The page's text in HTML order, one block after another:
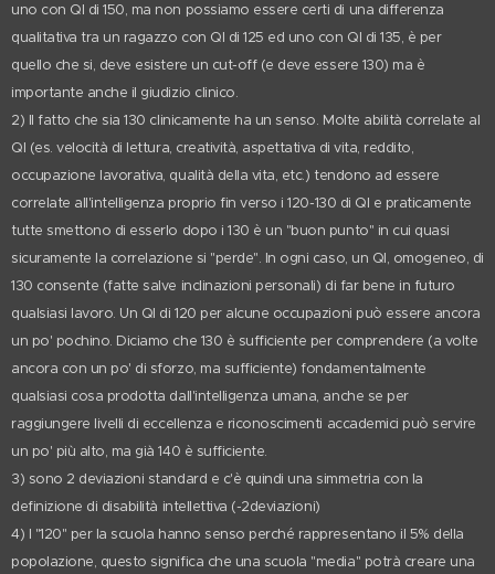
uno con QI di 150, ma non possiamo essere certi di una differenza
qualitativa tra un ragazzo con QI di 125 ed uno con QI di 135, è per
quello che si, deve esistere un cut-off (e deve essere 130) ma è
importante anche il giudizio clinico.
2) Il fatto che sia 130 clinicamente ha un senso. Molte abilità correlate al
QI (es. velocità di lettura, creatività, aspettativa di vita, reddito,
occupazione lavorativa, qualità della vita, etc.) tendono ad essere
correlate all'intelligenza proprio fin verso i 120-130 di QI e praticamente
tutte smettono di esserlo dopo i 130 è un "buon punto" in cui quasi
sicuramente la correlazione si "perde". In ogni caso, un QI, omogeneo, di
130 consente (fatte salve inclinazioni personali) di far bene in futuro
qualsiasi lavoro. Un QI di 120 per alcune occupazioni può essere ancora
un po' pochino. Diciamo che 130 è sufficiente per comprendere (a volte
ancora con un po' di sforzo, ma sufficiente) fondamentalmente
qualsiasi cosa prodotta dall'intelligenza umana, anche se per
raggiungere livelli di eccellenza e riconoscimenti accademici può servire
un po' più alto, ma già 140 è sufficiente.
3) sono 2 deviazioni standard e c'è quindi una simmetria con la
definizione di disabilità intellettiva (-2deviazioni)
4) I "120" per la scuola hanno senso perché rappresentano il 5% della
popolazione, questo significa che una scuola "media" potrà creare una